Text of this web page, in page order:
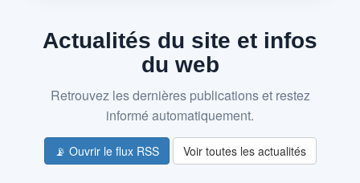
Actualités du site et infos
du web
Retrouvez les dernières publications et restez
informé automatiquement.
📡 Ouvrir le flux RSS Voir toutes les actualités